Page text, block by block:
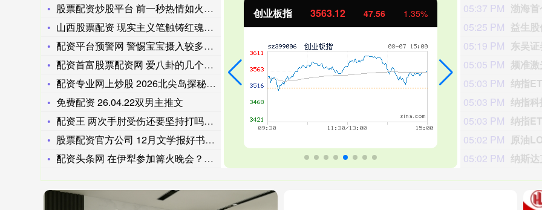
股票配资炒股平台 前一秒热情如火，后一秒冷若冰霜的星座
山西股票配资 现实主义笔触铸红魂，绝境巾帼写担当 —— 读《
配资平台预警网 警惕宝宝摄入较多的隐形盐！
配资首富股票配资网 爱八卦的几个星座女：双子、处女、天蝎的社
配资专业网上炒股 2026北尖岛探秘：伶仃洋上的翡翠利刃
免费配资 26.04.22双男主推文
配资王 两次手肘受伤还要坚持打吗？41岁的老詹坚持要打，不轮
股票配资官方公司 12月文学报好书榜，这里有很多人生故事
配资头条网 在伊犁参加篝火晚会？本地人常去这几个地方，氛围感
北证50 1134.24 11.37 1.01% 创业板指 3563.12 47.56 1.35% 基金指数
05:37 PM
05:25 PM
05:19 PM 东吴
05:05 PM 频准
05:03 PM 纳指
05:03 PM 纳指
05:03 PM 纳指
05:02 PM 原油
05:02 PM 纳斯